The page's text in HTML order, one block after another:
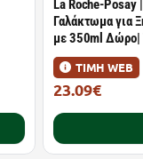
La Roche-Posay
Γαλάκτωμα για
με 350ml Δώρο|
ΤΙΜΗ WEB
23.09€